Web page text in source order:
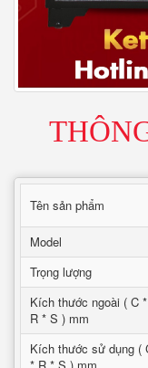
Tên sản phẩm
Model
Trọng lượng
Kích thước ngoài ( C *
R * S ) mm
Kích thước sử dụng (